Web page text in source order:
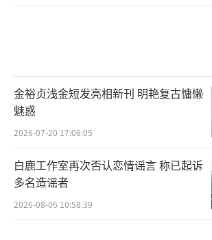
金裕贞浅金短发亮相新刊 明艳复古慵懒
魅惑
2026-07-20 17:06:05
白鹿工作室再次否认恋情谣言 称已起诉
多名造谣者
2026-08-06 10:58:39